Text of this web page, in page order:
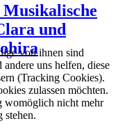
und
von ihnen sind
uns helfen, diese
(Tracking Cookies).
zulassen möchten.
womöglich nicht mehr
stehen.